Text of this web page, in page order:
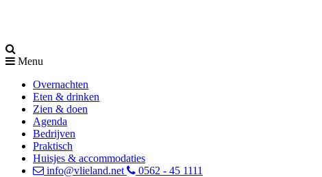
Menu
Overnachten
Eten & drinken
Zien & doen
Agenda
Bedrijven
Praktisch
Huisjes & accommodaties
info@vlieland.net
0562 - 45 1111